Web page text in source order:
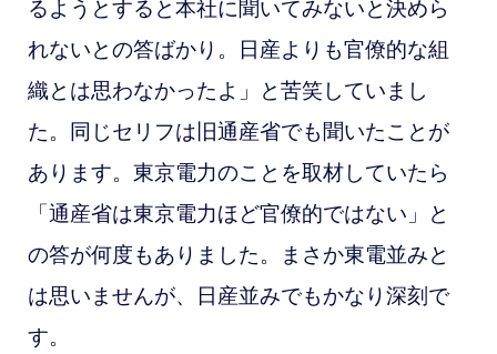
るようとすると本社に聞いてみないと決めら
れないとの答ばかり。日産よりも官僚的な組
織とは思わなかったよ」と苦笑していまし
た。同じセリフは旧通産省でも聞いたことが
あります。東京電力のことを取材していたら
「通産省は東京電力ほど官僚的ではない」と
の答が何度もありました。まさか東電並みと
は思いませんが、日産並みでもかなり深刻で
す。